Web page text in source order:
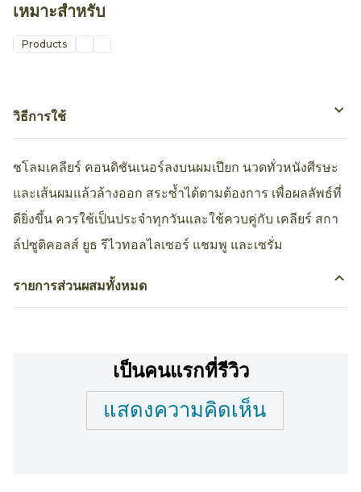
เหมาะสำหรับ
Products
วิธีการใช้
ชโลมเคลียร์ คอนดิชันเนอร์ลงบนผมเปียก นวดทั่วหนังศีรษะ
และเส้นผมแล้วล้างออก สระซ้ำได้ตามต้องการ เพื่อผลลัพธ์ที่
ดียิ่งขึ้น ควรใช้เป็นประจำทุกวันและใช้ควบคู่กับ เคลียร์ สกา
ล์ปซูติคอลส์ ยูธ รีไวทอลไลเซอร์ แชมพู และเซรั่ม
รายการส่วนผสมทั้งหมด
เป็นคนแรกที่รีวิว
แสดงความคิดเห็น